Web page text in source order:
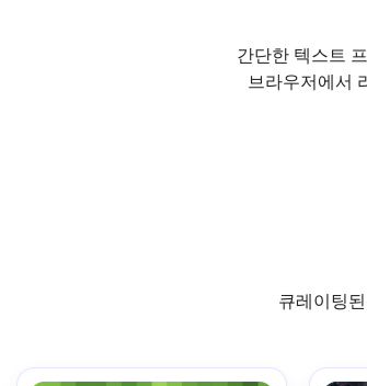
간단한 텍스트
브라우저에서
큐레이팅